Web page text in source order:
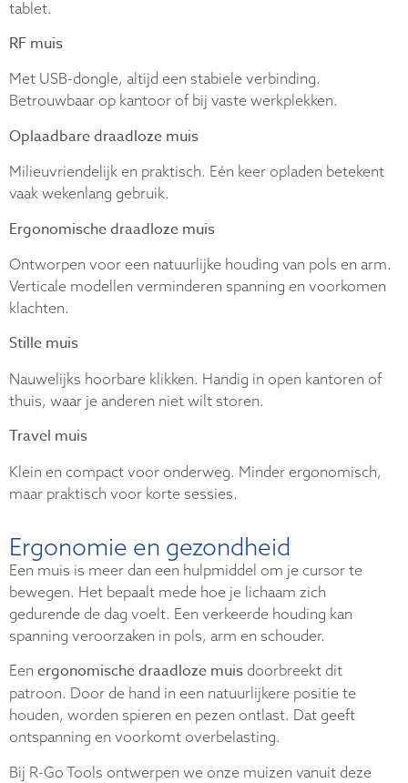
tablet.
RF muis
Met USB-dongle, altijd een stabiele verbinding.
Betrouwbaar op kantoor of bij vaste werkplekken.
Oplaadbare draadloze muis
Milieuvriendelijk en praktisch. Eén keer opladen betekent
vaak wekenlang gebruik.
Ergonomische draadloze muis
Ontworpen voor een natuurlijke houding van pols en arm.
Verticale modellen verminderen spanning en voorkomen
klachten.
Stille muis
Nauwelijks hoorbare klikken. Handig in open kantoren of
thuis, waar je anderen niet wilt storen.
Travel muis
Klein en compact voor onderweg. Minder ergonomisch,
maar praktisch voor korte sessies.
Ergonomie en gezondheid
Een muis is meer dan een hulpmiddel om je cursor te
bewegen. Het bepaalt mede hoe je lichaam zich
gedurende de dag voelt. Een verkeerde houding kan
spanning veroorzaken in pols, arm en schouder.
Een ergonomische draadloze muis doorbreekt dit
patroon. Door de hand in een natuurlijkere positie te
houden, worden spieren en pezen ontlast. Dat geeft
ontspanning en voorkomt overbelasting.
Bij R-Go Tools ontwerpen we onze muizen vanuit deze